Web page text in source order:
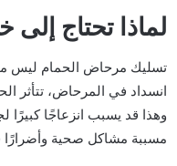
لماذا تحتاج
تسليك مرحاض الحمام ليس
انسداد في المرحاض، تتأثر
وهذا قد يسبب انزعاجًا كبيرًا
مسببة مشاكل صحية وأضرارًا